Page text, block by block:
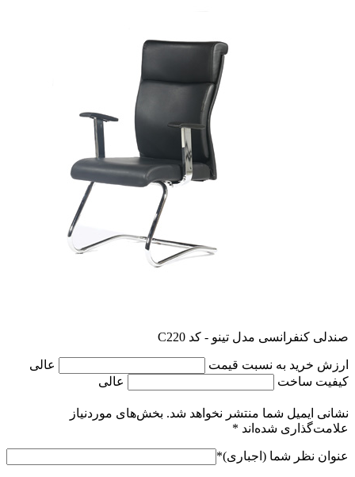
صندلی کنفرانسی مدل تینو - کد C220
ارزش خرید به نسبت قیمت
عالی
کیفیت ساخت
عالی
نشانی ایمیل شما منتشر نخواهد شد. بخش‌های موردنیاز
علامت‌گذاری شده‌اند *
عنوان نظر شما (اجباری)*